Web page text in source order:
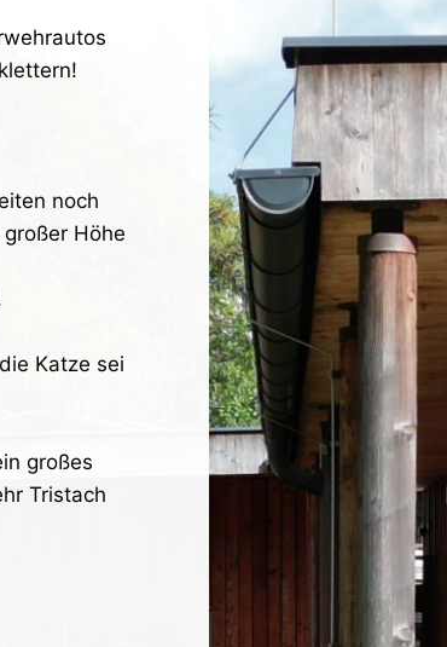
noch
Höhe
Katze sei
großes
Tristach